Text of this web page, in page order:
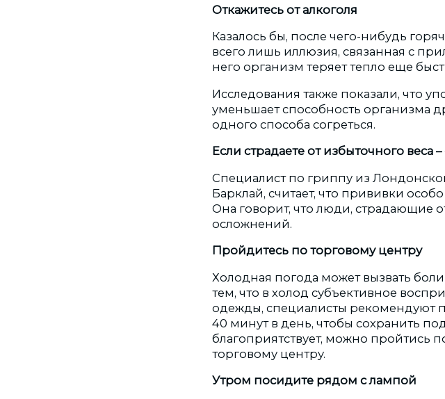
Откажитесь от алкоголя
Казалось бы, после чего-нибудь
всего лишь иллюзия, связанная с
него организм теряет тепло еще
Исследования также показали, что
уменьшает способность организма
одного способа согреться.
Если страдаете от избыточного веса
Специалист по гриппу из
Барклай, считает, что прививки
Она говорит, что люди, страдающие
осложнений.
Пройдитесь по торговому центру
Холодная погода может вызвать боли
тем, что в холод субъективное
одежды, специалисты рекомендуют
40 минут в день, чтобы сохранить
благоприятствует, можно пройтись
торговому центру.
Утром посидите рядом с лампой